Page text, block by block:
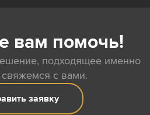
вам помочь!
подходящее именно
с вами.
заявку